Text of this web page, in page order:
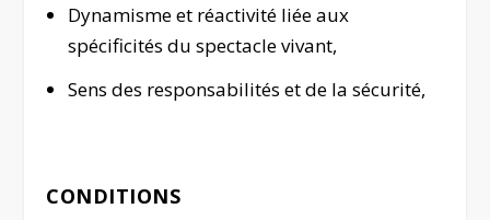
Dynamisme et réactivité liée aux
spécificités du spectacle vivant,
Sens des responsabilités et de la sécurité,
CONDITIONS